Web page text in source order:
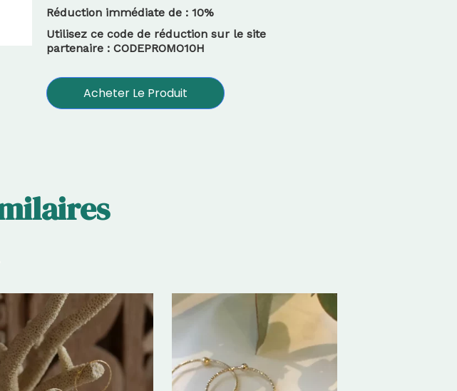
Réduction immédiate de : 10%
Utilisez ce code de réduction sur le site
partenaire : CODEPROMO10H
Acheter Le Produit